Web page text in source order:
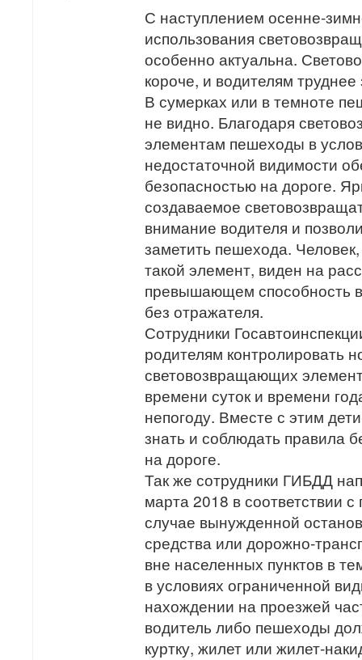
С наступлением осенне-
использования
особенно актуальна.
короче, и водителям
В сумерках или в темноте
не видно. Благодаря
элементам пешеходы в
недостаточной видимости
безопасностью на дороге.
создаваемое
внимание водителя и
заметить пешехода.
такой элемент, виден на
превышающем способность
без отражателя.
Сотрудники
родителям контролировать
световозвращающих
времени суток и времени
непогоду. Вместе с этим
знать и соблюдать правила
на дороге.
Так же сотрудники ГИБДД
марта 2018 в соответствии
случае вынужденной
средства или дорожно-
вне населенных пунктов в
в условиях ограниченной
нахождении на проезжей
водитель либо пешеходы
куртку, жилет или жилет-